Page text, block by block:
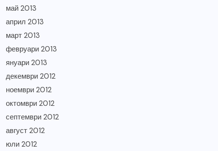
май 2013
април 2013
март 2013
февруари 2013
януари 2013
декември 2012
ноември 2012
октомври 2012
септември 2012
август 2012
юли 2012